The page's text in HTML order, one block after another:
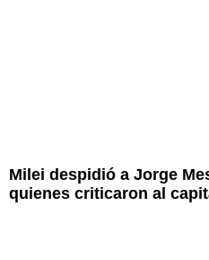
Milei despidió a Jorge
quienes criticaron al